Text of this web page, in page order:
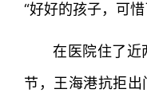
“好好的孩子，可
在医院住了近
节，王海港抗拒